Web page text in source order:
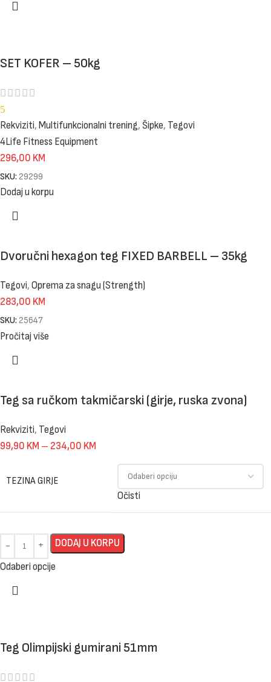
SET KOFER – 50kg
5
Rekviziti, Multifunkcionalni trening, Šipke, Tegovi
4Life Fitness Equipment
296,00 KM
SKU: 29299
Dodaj u korpu
Dvoručni hexagon teg FIXED BARBELL – 35kg
Tegovi, Oprema za snagu (Strength)
283,00 KM
SKU: 25647
Pročitaj više
Teg sa ručkom takmičarski (girje, ruska zvona)
Rekviziti, Tegovi
99,90 KM – 234,00 KM
TEZINA GIRJE
Očisti
DODAJ U KORPU
Odaberi opcije
Teg Olimpijski gumirani 51mm